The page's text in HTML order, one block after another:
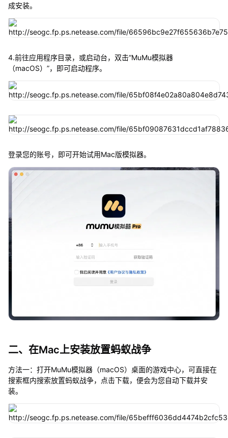
成安装。
4.前往应用程序目录，或启动台，双击“MuMu模拟器
（macOS）”，即可启动程序。
登录您的账号，即可开始试用Mac版模拟器。
二、在Mac上安装放置蚂蚁战争
方法一：打开MuMu模拟器（macOS）桌面的游戏中心，可直接在
搜索框内搜索放置蚂蚁战争，点击下载，便会为您自动下载并安
装。